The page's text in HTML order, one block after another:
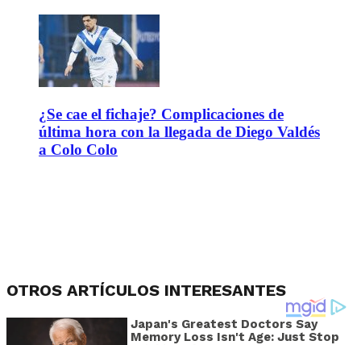
¿Se cae el fichaje? Complicaciones de
última hora con la llegada de Diego Valdés
a Colo Colo
OTROS ARTÍCULOS INTERESANTES
Japan's Greatest Doctors Say
Memory Loss Isn't Age: Just Stop